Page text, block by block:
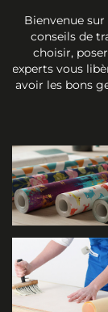
Bienvenue
conseils de
choisir,
experts vous
avoir les bons